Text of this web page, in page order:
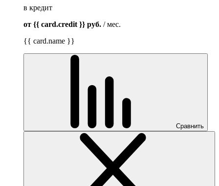
в кредит
от {{ card.credit }} руб. / мес.
{{ card.name }}
Сравнить